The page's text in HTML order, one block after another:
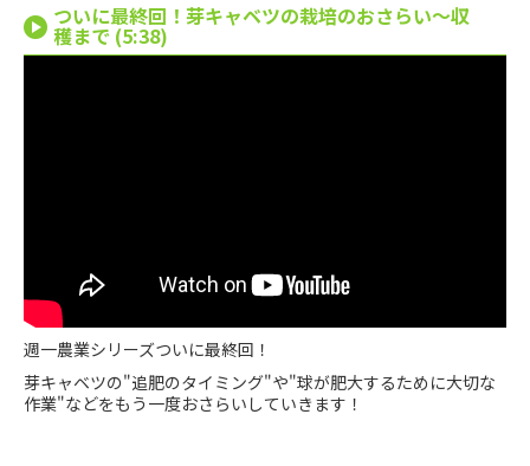
ついに最終回！芽キャベツの栽培のおさらい〜収
穫まで (5:38)
週一農業シリーズついに最終回！
芽キャベツの"追肥のタイミング"や"球が肥大するために大切な
作業"などをもう一度おさらいしていきます！